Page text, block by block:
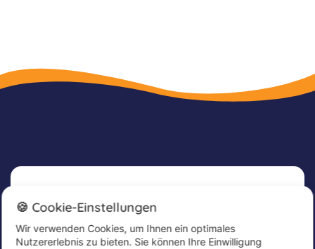
Newsletter
Melde dich jetzt für unseren Newsletter an, um
🍪 Cookie-Einstellungen
Wir verwenden Cookies, um Ihnen ein optimales
Nutzererlebnis zu bieten. Sie können Ihre Einwilligung